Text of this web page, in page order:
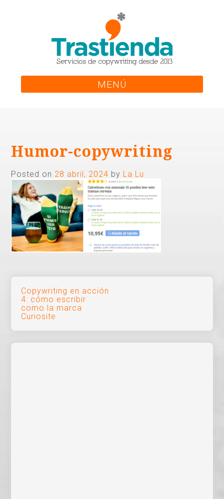
MENÚ
Humor-copywriting
Posted on 28 abril, 2024 by La Lu
Navegación
de
entradas
Copywriting en acción
4: cómo escribir
como la marca
Curiosite